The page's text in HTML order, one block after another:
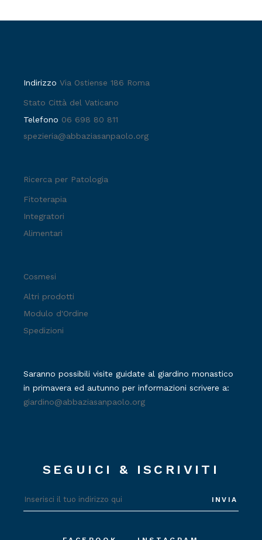
IndirizzoVia Ostiense 186 Roma
Stato Città del Vaticano
Telefono 06 698 80 811
spezieria@abbaziasanpaolo.org
Ricerca per Patologia
Fitoterapia
Integratori
Alimentari
Cosmesi
Altri prodotti
Modulo d'Ordine
Spedizioni
Saranno possibili visite guidate al giardino monastico
in primavera ed autunno per informazioni scrivere a:
giardino@abbaziasanpaolo.org
SEGUICI & ISCRIVITI
INVIA